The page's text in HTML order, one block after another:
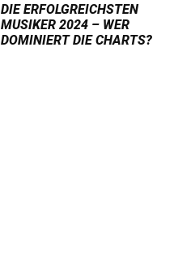
DIE ERFOLGREICHSTEN
MUSIKER 2024 – WER
DOMINIERT DIE CHARTS?